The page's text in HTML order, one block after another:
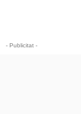
- Publicitat -